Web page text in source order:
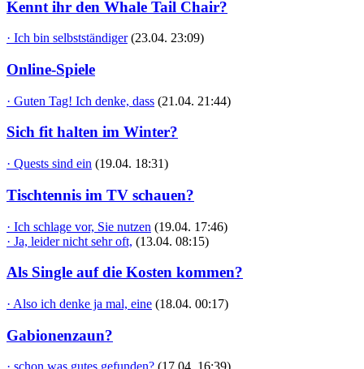
Kennt ihr den Whale Tail Chair?
· Ich bin selbstständiger (23.04. 23:09)
Online-Spiele
· Guten Tag! Ich denke, dass (21.04. 21:44)
Sich fit halten im Winter?
· Quests sind ein (19.04. 18:31)
Tischtennis im TV schauen?
· Ich schlage vor, Sie nutzen (19.04. 17:46)
· Ja, leider nicht sehr oft, (13.04. 08:15)
Als Single auf die Kosten kommen?
· Also ich denke ja mal, eine (18.04. 00:17)
Gabionenzaun?